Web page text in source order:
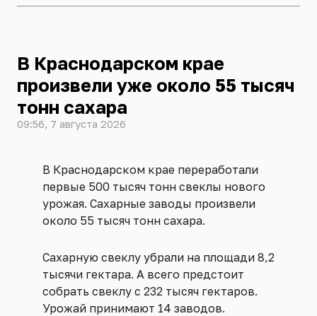
В Краснодарском крае
произвели уже около 55 тысяч
тонн сахара
09:56, 7 августа 2026
В Краснодарском крае переработали
первые 500 тысяч тонн свеклы нового
урожая. Сахарные заводы произвели
около 55 тысяч тонн сахара.
Сахарную свеклу убрали на площади 8,2
тысячи гектара. А всего предстоит
собрать свеклу с 232 тысяч гектаров.
Урожай принимают 14 заводов.